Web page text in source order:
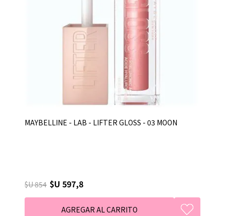
MAYBELLINE - LAB - LIFTER GLOSS - 03 MOON
$U 854 $U 597,8